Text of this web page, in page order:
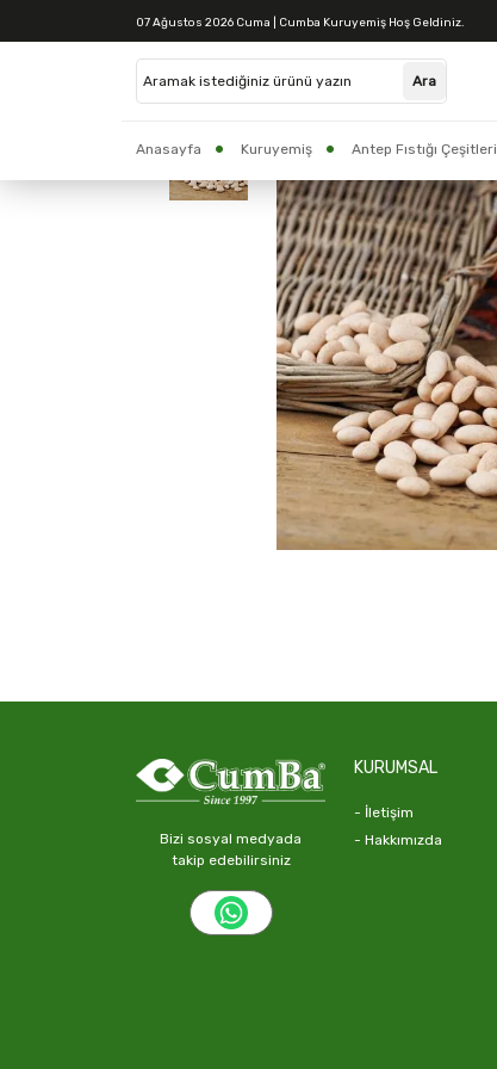
07 Ağustos 2026 Cuma | Cumba Kuruyemiş Hoş Geldiniz.
Anasayfa Kuruyemiş Antep Fıstığı Çeşitleri
CUMBA BAKLAVA Yöresel Ürünler
Bizi sosyal medyada
takip edebilirsiniz
KURUMSAL
- İletişim
- Hakkımızda